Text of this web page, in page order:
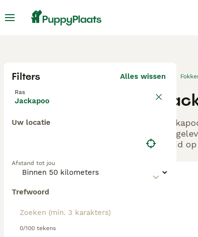
Filters Alles wissen
Ras
Jackapoo
Uw locatie
Afstand tot jou
Trefwoord
0/100 tekens
altijd